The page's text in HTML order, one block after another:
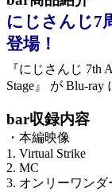
にじさんじ7
登場！
『にじさんじ 7th
Stage』 が Blu-ray
bar収録内容
・本編映像
1. Virtual Strike
2. MC
3. オンリーワンダ